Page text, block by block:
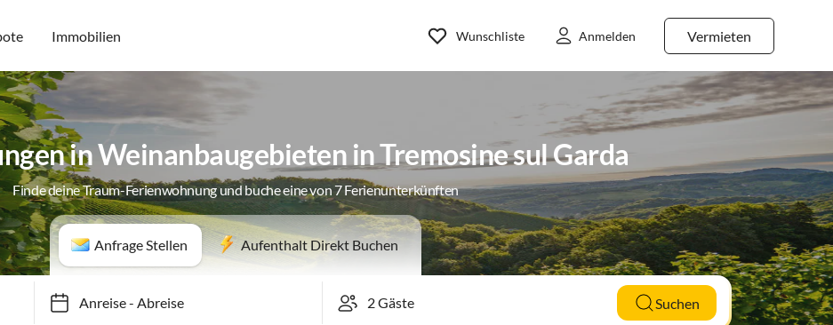
Immobilien Vermieten
Wunschliste Anmelden
in Weinanbaugebieten in Tremosine sul Garda
Finde deine Traum-Ferienwohnung und buche eine von 7 Ferienunterkünften
Anfrage Stellen Aufenthalt Direkt Buchen
Anreise-Abreise Suchen